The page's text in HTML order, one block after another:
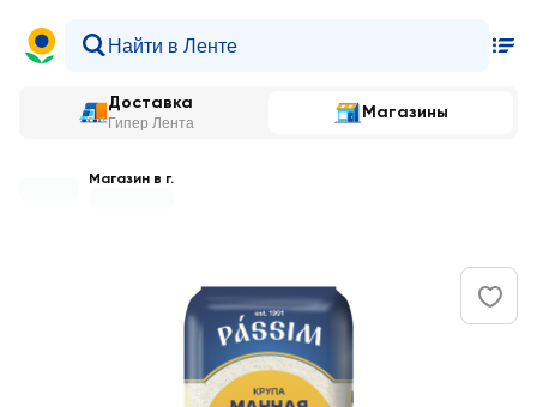
Доставка
Гипер Лента
Магазины
Магазин в г.